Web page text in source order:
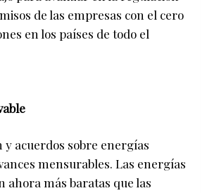
de las empresas con el cero
en los países de todo el
y acuerdos sobre energías
mensurables. Las energías
ahora más baratas que las